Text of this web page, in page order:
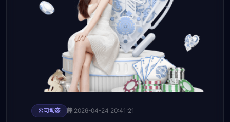
公司动态 2026-04-24 20:41:21